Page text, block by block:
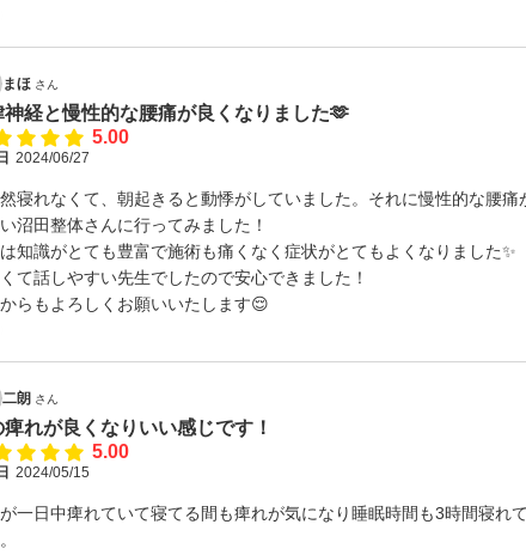
まほ さん
神経と慢性的な腰痛が良くなりました🫶
5.00
2024/06/27
寝れなくて、朝起きると動悸がしていました。それに慢性的な腰
沼田整体さんに行ってみました！
知識がとても豊富で施術も痛くなく症状がとてもよくなりました✨
て話しやすい先生でしたので安心できました！
らもよろしくお願いいたします😌
二朗 さん
痺れが良くなりいい感じです！
5.00
2024/05/15
一日中痺れていて寝てる間も痺れが気になり睡眠時間も3時間寝れ